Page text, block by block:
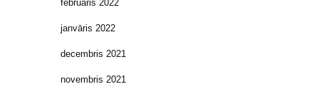
februāris 2022
janvāris 2022
decembris 2021
novembris 2021